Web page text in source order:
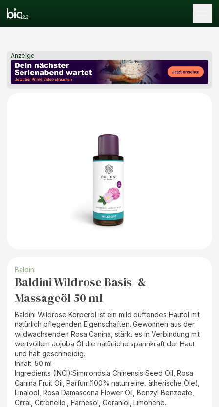
Anzeige
Baldini
Baldini Wildrose Basis- &
Massageöl 50 ml
Baldini Wildrose Körperöl ist ein mild duftendes Hautöl mit
natürlich pflegenden Eigenschaften. Gewonnen aus der
wildwachsenden Rosa Canina, stärkt es in Verbindung mit
wertvollem Jojoba Öl die natürliche spannkraft der Haut
und hält geschmeidig.
Inhalt: 50 ml
Ingredients (INCI):Simmondsia Chinensis Seed Oil, Rosa
Canina Fruit Oil, Parfum(100% naturreine, ätherische Öle),
Linalool, Rosa Damascena Flower Oil, Benzyl Benzoate,
Citral, Citronellol, Farnesol, Geraniol, Limonene.